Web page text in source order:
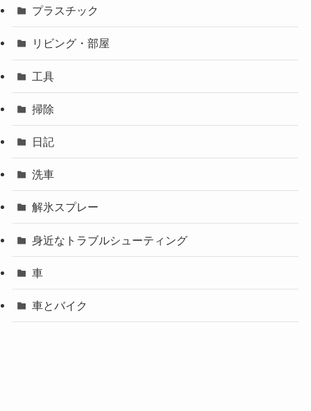
プラスチック
リビング・部屋
工具
掃除
日記
洗車
解氷スプレー
身近なトラブルシューティング
車
車とバイク